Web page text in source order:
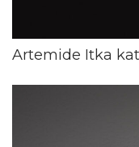
Artemide Itka